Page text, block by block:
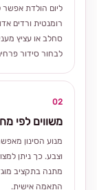
ליום הולדת אפשר
רומנטית ורדים
סחלב או עציץ
לבחור סידור
02
משווים לפי
מנוע הסינון
וצבע. כך ניתן
מתנה בתקציב
התאמה אישית.